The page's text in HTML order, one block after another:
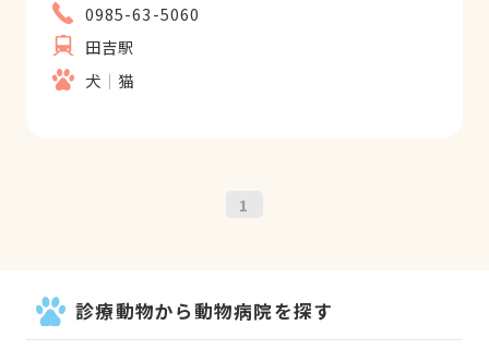
0985-63-5060
田吉駅
犬
猫
1
診療動物から動物病院を探す